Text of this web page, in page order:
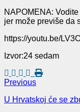
NAPOMENA:
jer može previše da
https://youtu.be/
Izvor:24 sedam
Previous
U Hrvatskoj će se